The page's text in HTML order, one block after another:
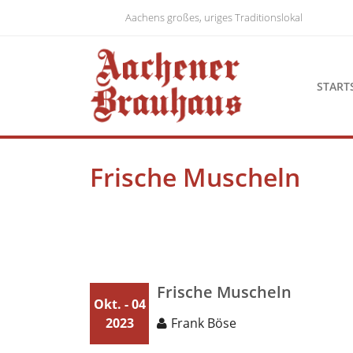
Aachens großes, uriges Traditionslokal
Frische Muscheln
Okt. - 04
2023
Frische Muscheln
Frank Böse